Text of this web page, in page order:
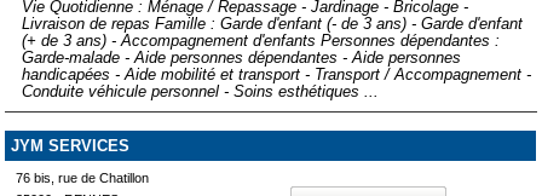
Vie Quotidienne : Ménage / Repassage - Jardinage - Bricolage -
Livraison de repas Famille : Garde d'enfant (- de 3 ans) - Garde d'enfant
(+ de 3 ans) - Accompagnement d'enfants Personnes dépendantes :
Garde-malade - Aide personnes dépendantes - Aide personnes
handicapées - Aide mobilité et transport - Transport / Accompagnement -
Conduite véhicule personnel - Soins esthétiques ...
JYM SERVICES
76 bis, rue de Chatillon